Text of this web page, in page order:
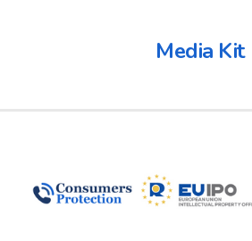
Media Kit